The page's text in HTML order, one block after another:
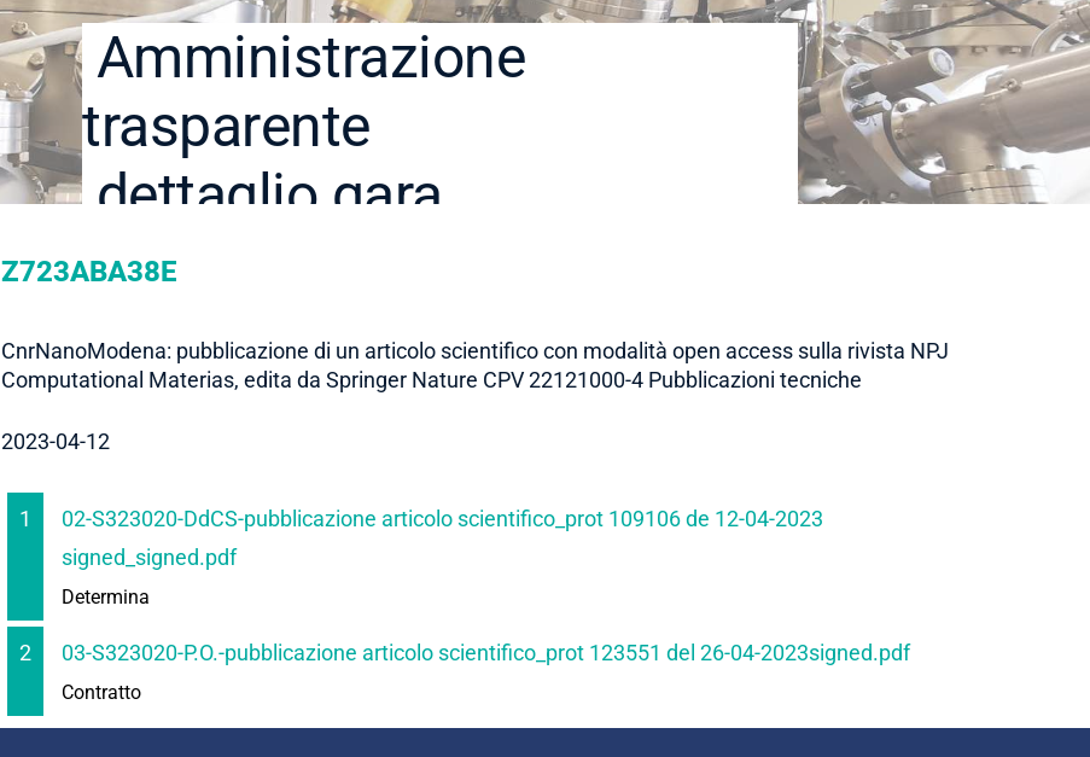
Amministrazione
trasparente
dettaglio gara
Z723ABA38E
CnrNanoModena: pubblicazione di un articolo scientifico con modalità open access sulla rivista NPJ
Computational Materias, edita da Springer Nature CPV 22121000-4 Pubblicazioni tecniche
2023-04-12
1
02-S323020-DdCS-pubblicazione articolo scientifico_prot 109106 de 12-04-2023
signed_signed.pdf
Determina
2 03-S323020-P.O.-pubblicazione articolo scientifico_prot 123551 del 26-04-2023signed.pdf
Contratto